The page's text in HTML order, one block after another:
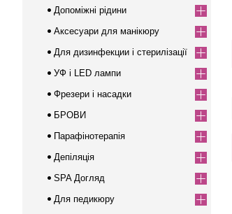
Допоміжні рідини
Аксесуари для манікюру
Для дизинфекции і стерилізації
УФ і LED лампи
Фрезери і насадки
БРОВИ
Парафінотерапія
Депіляція
SPA Догляд
Для педикюру